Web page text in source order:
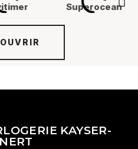
Superocean
KAYSER-